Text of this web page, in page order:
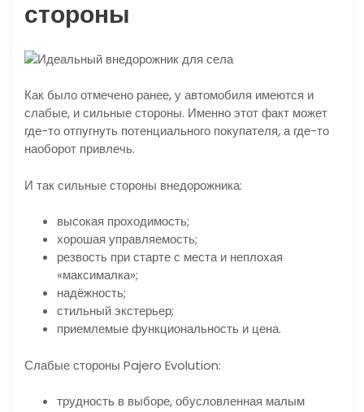
стороны
Как было отмечено ранее, у автомобиля имеются и
слабые, и сильные стороны. Именно этот факт может
где-то отпугнуть потенциального покупателя, а где-то
наоборот привлечь.
И так сильные стороны внедорожника:
высокая проходимость;
хорошая управляемость;
резвость при старте с места и неплохая
«максималка»;
надёжность;
стильный экстерьер;
приемлемые функциональность и цена.
Слабые стороны Pajero Evolution:
трудность в выборе, обусловленная малым